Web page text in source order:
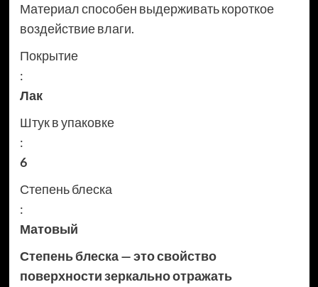
Материал способен выдерживать короткое
воздействие влаги.
Покрытие
:
Лак
Штук в упаковке
:
6
Степень блеска
:
Матовый
Степень блеска — это свойство
поверхности зеркально отражать